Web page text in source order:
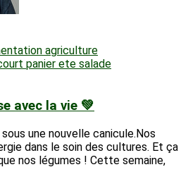
agriculture
panier ete salade
avec la vie 💚
une nouvelle canicule.Nos
dans le soin des cultures. Et ça
nos légumes ! Cette semaine,